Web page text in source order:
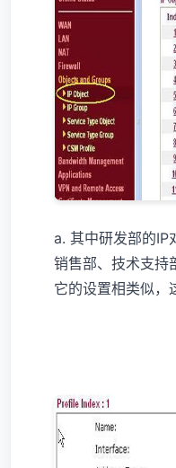
a. 其中研发部的IP
销售部、技术支持
它的设置相类似，